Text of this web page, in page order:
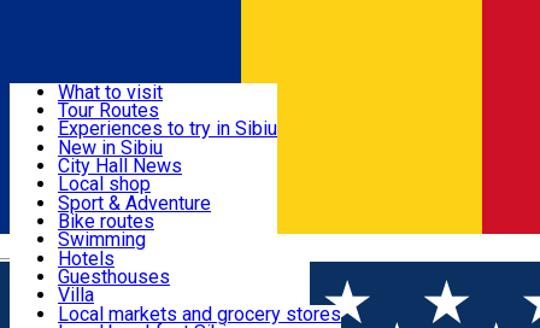
Română
Useful info
Activities & Adventure
Accommodation
Food, Drinks & Nightlife
What to visit
Tour Routes
Experiences to try in Sibiu
Podcast
Culture
Museums
Churches
Parks, Zoo
County of Sibiu
New in Sibiu
City Hall News
Local shop
Sibiu artisans
Sibiul Verde
Public services
Education
How do I get to Sibiu
Tourist Info
Tour Guides
Sport & Adventure
Bike routes
Swimming
Riding
Indoor activities
Loc de joacă indoor
Loc de joacă outdoor
Hotels
Guesthouses
Villa
Hostels
Local markets and grocery stores